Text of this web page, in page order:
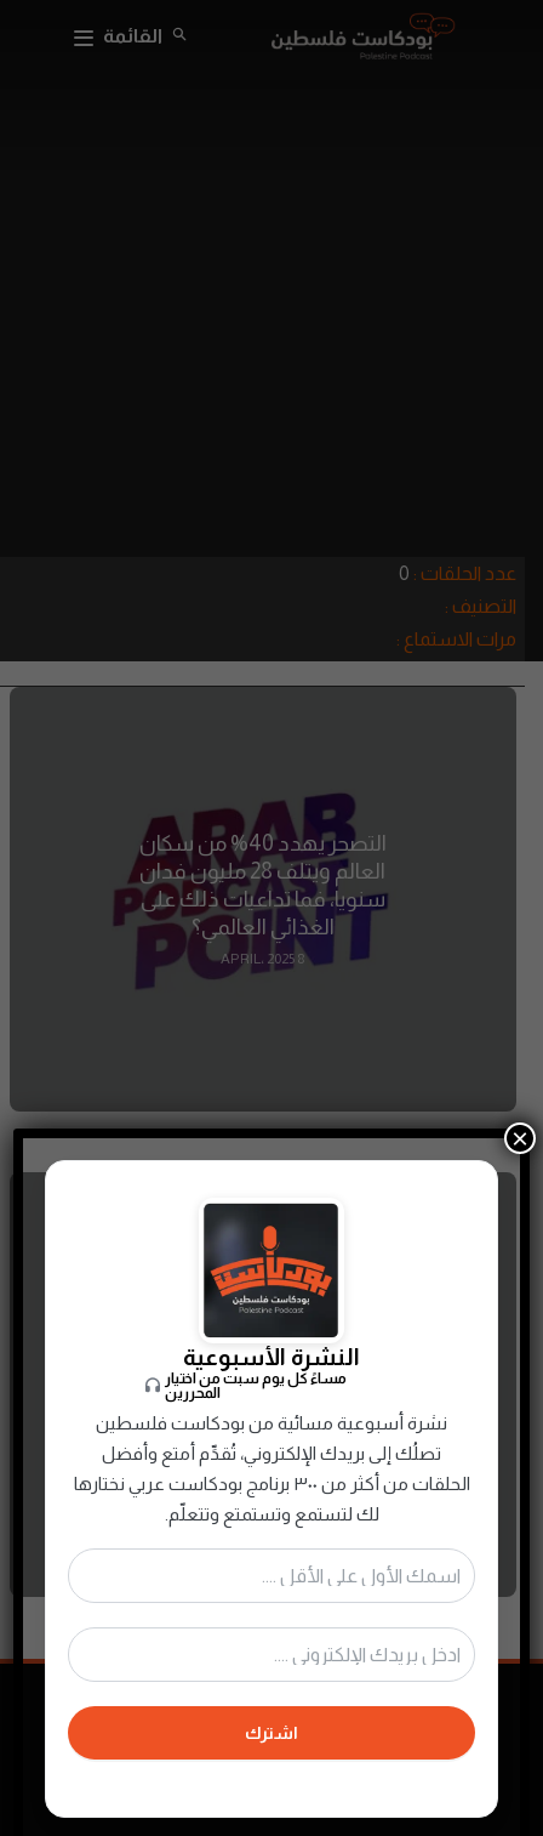
القائمة
عدد الحلقات : 0
التصنيف :
مرات الاستماع :
التصحر يهدد 40% من سكان
العالم ويتلف 28 مليون فدان
سنويا، فما تداعيات ذلك على
الغذائي العالمي؟
8 APRIL، 2025
التصحر وأفاق مستقبله بعالمنا
العربي
النشرة الأسبوعية
مساءً كل يوم سبت من اختيار
المحررين
نشرة أسبوعية مسائية من بودكاست فلسطين
تصلُك إلى بريدك الإلكتروني، تُقدِّم أمتع وأفضل
الحلقات من أكثر من ٣٠٠ برنامج بودكاست عربي نختارها
لك لتستمع وتستمتع وتتعلّم.
اشترك
×